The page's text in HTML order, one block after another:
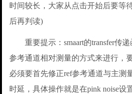
时间较长，大家从点击开始后要等
后再判读)
重要提示：smaart的transfer传递
参考通道相对测量的方式来进行，
必须要首先修正ref参考通道与主测
时延，具体操作就是在pink noise设